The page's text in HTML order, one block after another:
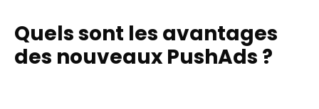
Quels sont les avantages
des nouveaux PushAds ?